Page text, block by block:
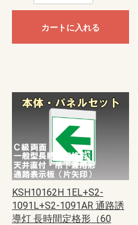
カートに入れる
KSH10162H 1EL+S2-
1091L+S2-1091AR 通路誘
導灯 長時間定格形（60